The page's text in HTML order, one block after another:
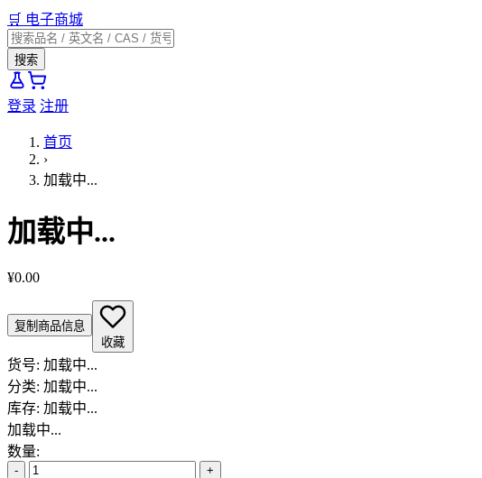
🛒 电子商城
搜索
登录 注册
首页
›
加载中...
加载中...
¥0.00
复制商品信息
收藏
货号: 加载中...
分类: 加载中...
库存: 加载中...
加载中...
数量:
-
+